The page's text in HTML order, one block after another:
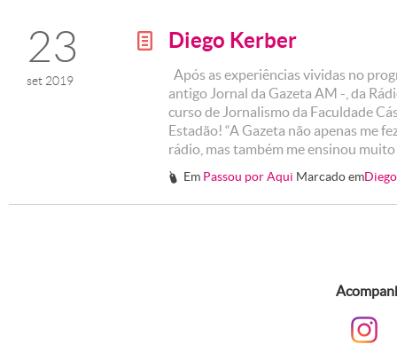
23
set 2019
g Diego Kerber
Após as experiências vividas no
antigo Jornal da Gazeta AM -, da
curso de Jornalismo da Faculdade
Estadão! “A Gazeta não apenas me
rádio, mas também me ensinou
# Em Passou por Aqui Marcado em